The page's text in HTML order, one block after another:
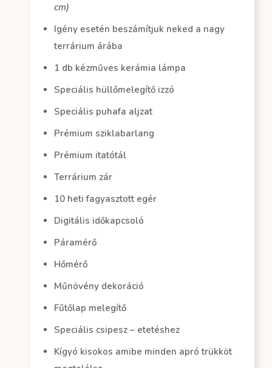
cm)
Igény esetén beszámítjuk neked a nagy
terrárium árába
1 db kézműves kerámia lámpa
Speciális hüllőmelegítő izzó
Speciális puhafa aljzat
Prémium sziklabarlang
Prémium itatótál
Terrárium zár
10 heti fagyasztott egér
Digitális időkapcsoló
Páramérő
Hőmérő
Műnövény dekoráció
Fűtőlap melegítő
Speciális csipesz – etetéshez
Kígyó kisokos amibe minden apró trükköt